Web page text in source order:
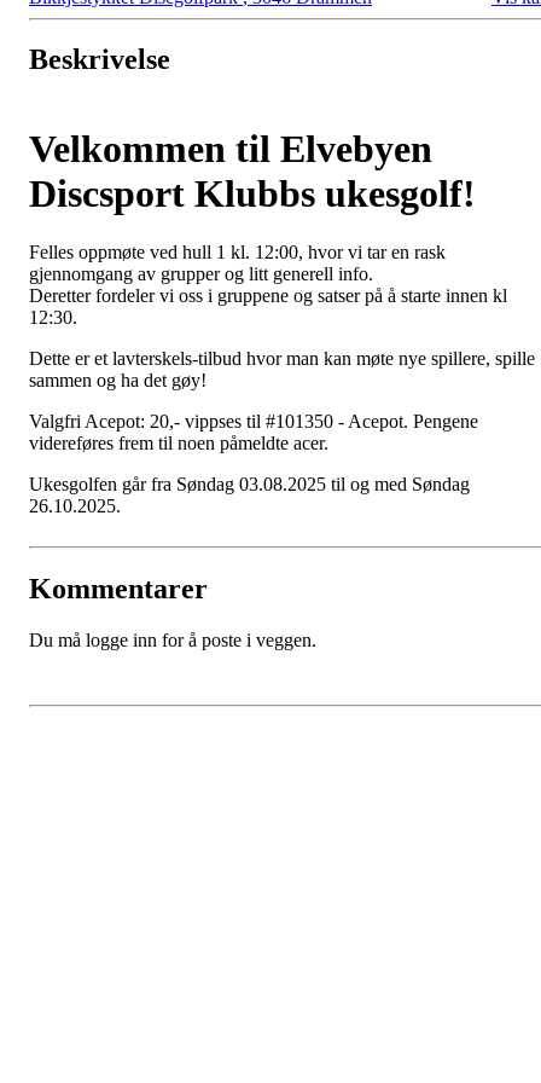
Beskrivelse
Velkommen til Elvebyen
Discsport Klubbs ukesgolf!
Felles oppmøte ved hull 1 kl. 12:00, hvor vi tar en rask
gjennomgang av grupper og litt generell info.
Deretter fordeler vi oss i gruppene og satser på å starte innen kl
12:30.
Dette er et lavterskels-tilbud hvor man kan møte nye spillere, spille
sammen og ha det gøy!
Valgfri Acepot: 20,- vippses til #101350 - Acepot. Pengene
videreføres frem til noen påmeldte acer.
Ukesgolfen går fra Søndag 03.08.2025 til og med Søndag
26.10.2025.
Kommentarer
Du må logge inn for å poste i veggen.